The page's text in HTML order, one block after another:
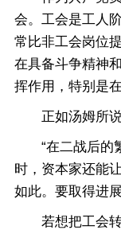
会。工会是工人
常比非工会岗位
在具备斗争精神
挥作用，特别是
正如汤姆所说
“在二战后的繁
时，资本家还能
如此。要取得进
若想把工会转